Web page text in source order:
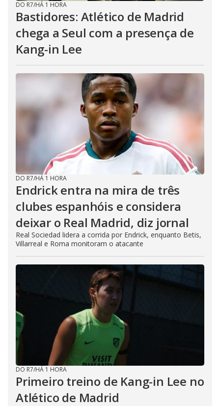
DO R7/HÁ 1 HORA
Bastidores: Atlético de Madrid
chega a Seul com a presença de
Kang-in Lee
DO R7/HÁ 1 HORA
Endrick entra na mira de três
clubes espanhóis e considera
deixar o Real Madrid, diz jornal
Real Sociedad lidera a corrida por Endrick, enquanto Betis,
Villarreal e Roma monitoram o atacante
DO R7/HÁ 1 HORA
Primeiro treino de Kang-in Lee no
Atlético de Madrid